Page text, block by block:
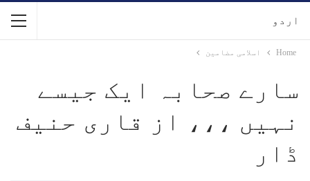
اردو
Home اسلامی مضامین
سارے صحابہ ایک جیسے
نہیں ،،، از قاری حنیف
ڈار